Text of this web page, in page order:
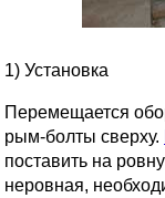
1) Установка
Перемещается
рым-болты сверху.
поставить на
неровная,